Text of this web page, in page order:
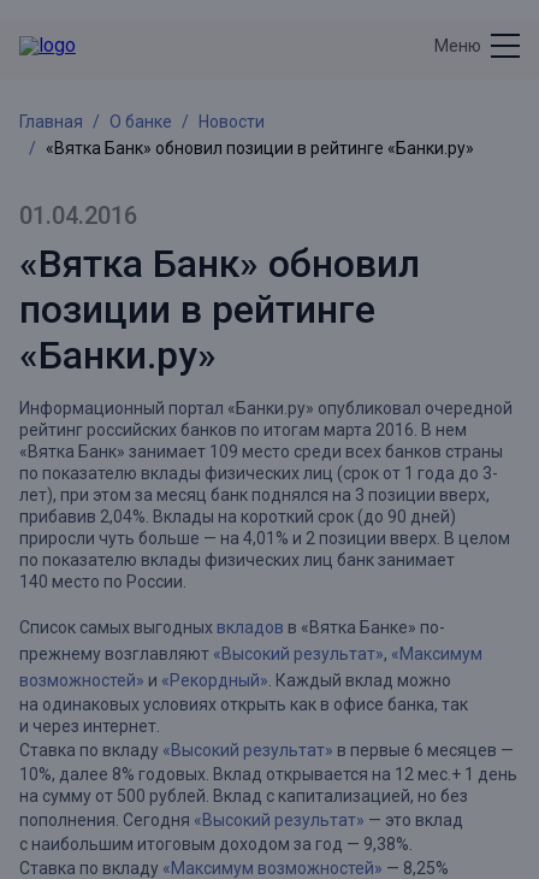
Меню
Главная О банке
Новости
«Вятка Банк» обновил позиции в рейтинге «Банки.ру»
01.04.2016
«Вятка Банк» обновил
позиции в рейтинге
«Банки.ру»
Информационный портал «Банки.ру» опубликовал очередной
рейтинг российских банков по итогам марта 2016. В нем
«Вятка Банк» занимает 109 место среди всех банков страны
по показателю вклады физических лиц (срок от 1 года до 3-
лет), при этом за месяц банк поднялся на 3 позиции вверх,
прибавив 2,04%. Вклады на короткий срок (до 90 дней)
приросли чуть больше — на 4,01% и 2 позиции вверх. В целом
по показателю вклады физических лиц банк занимает
140 место по России.
Список самых выгодных вкладов в «Вятка Банке» по-
прежнему возглавляют «Высокий результат», «Максимум
возможностей» и «Рекордный» . Каждый вклад можно
на одинаковых условиях открыть как в офисе банка, так
и через интернет.
Ставка по вкладу «Высокий результат» в первые 6 месяцев —
10%, далее 8% годовых. Вклад открывается на 12 мес.+ 1 день
на сумму от 500 рублей. Вклад с капитализацией, но без
пополнения. Сегодня «Высокий результат» — это вклад
с наибольшим итоговым доходом за год — 9,38%.
Ставка по вкладу «Максимум возможностей» — 8,25%